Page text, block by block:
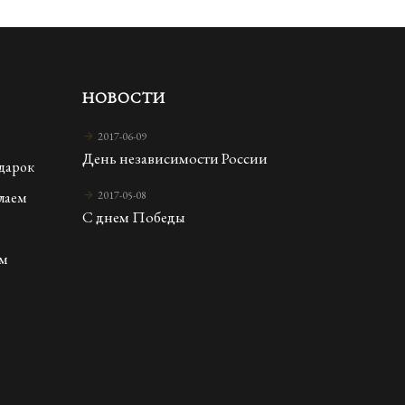
НОВОСТИ
2017-06-09
День независимости России
2017-05-08
С днем Победы